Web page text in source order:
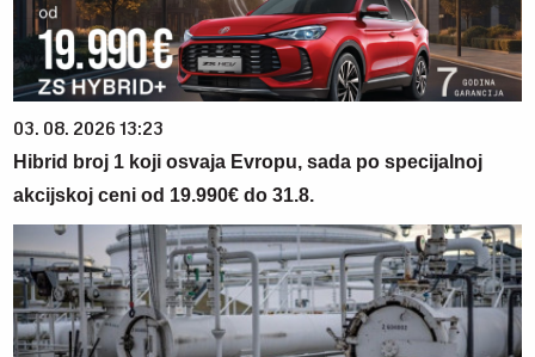
03. 08. 2026 13:23
Hibrid broj 1 koji osvaja Evropu, sada po specijalnoj
akcijskoj ceni od 19.990€ do 31.8.